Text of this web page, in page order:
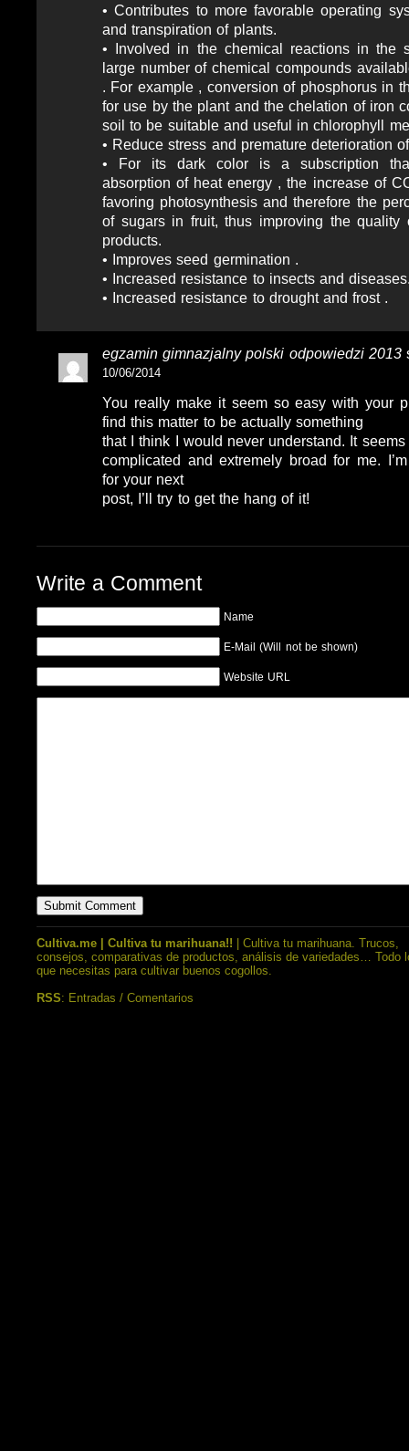
• Contributes to more favorable operating
and transpiration of plants.
• Involved in the chemical reactions in the
large number of chemical compounds
. For example , conversion of phosphorus in
for use by the plant and the chelation of iron
soil to be suitable and useful in chlorophyll
• Reduce stress and premature deterioration
• For its dark color is a subscription
absorption of heat energy , the increase of
favoring photosynthesis and therefore the
of sugars in fruit, thus improving the quality
products.
• Improves seed germination .
• Increased resistance to insects and
• Increased resistance to drought and frost .
egzamin gimnazjalny polski odpowiedzi 2013
10/06/2014
You really make it seem so easy with your
find this matter to be actually something
that I think I would never understand. It seems
complicated and extremely broad for me.
for your next
post, I’ll try to get the hang of it!
Write a Comment
Name
E-Mail (Will not be shown)
Website URL
Cultiva.me | Cultiva tu marihuana!! | Cultiva tu marihuana. Trucos,
consejos, comparativas de productos, análisis de variedades… Todo
que necesitas para cultivar buenos cogollos.
RSS: Entradas / Comentarios